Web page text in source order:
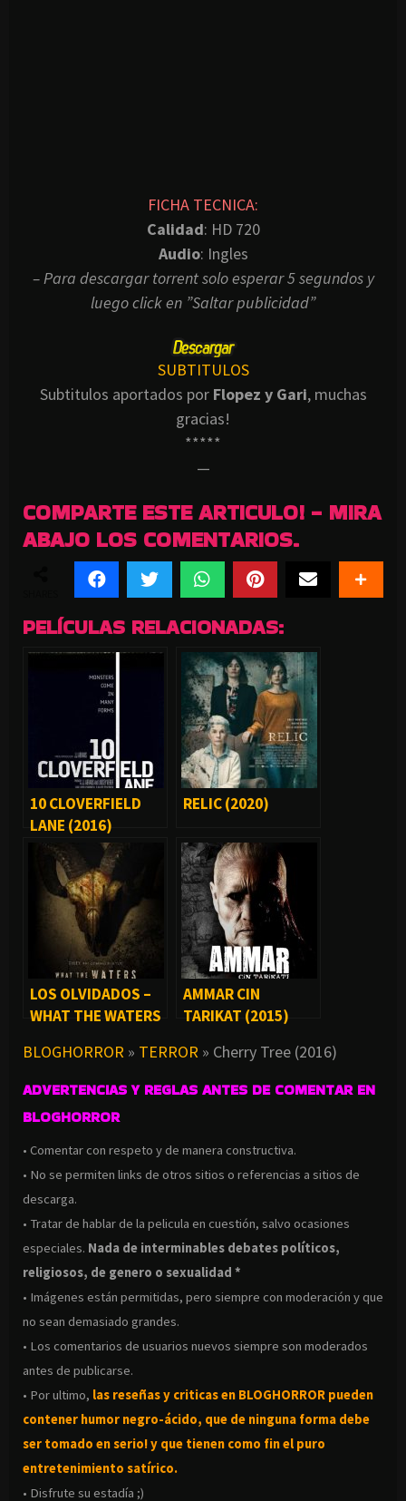
FICHA TECNICA:
Calidad: HD 720
Audio: Ingles
– Para descargar torrent solo esperar 5 segundos y
luego click en ”Saltar publicidad”
SUBTITULOS
Subtitulos aportados por Flopez y Gari, muchas
gracias!
*****
—
COMPARTE ESTE ARTICULO! - MIRA
ABAJO LOS COMENTARIOS.
PELÍCULAS RELACIONADAS:
10 CLOVERFIELD
LANE (2016)
RELIC (2020)
LOS OLVIDADOS –
WHAT THE WATERS
AMMAR CIN
TARIKAT (2015)
BLOGHORROR » TERROR » Cherry Tree (2016)
ADVERTENCIAS Y REGLAS ANTES DE COMENTAR EN
BLOGHORROR
• Comentar con respeto y de manera constructiva.
• No se permiten links de otros sitios o referencias a sitios de
descarga.
• Tratar de hablar de la pelicula en cuestión, salvo ocasiones
especiales. Nada de interminables debates políticos,
religiosos, de genero o sexualidad *
• Imágenes están permitidas, pero siempre con moderación y que
no sean demasiado grandes.
• Los comentarios de usuarios nuevos siempre son moderados
antes de publicarse.
• Por ultimo, las reseñas y criticas en BLOGHORROR pueden
contener humor negro-ácido, que de ninguna forma debe
ser tomado en serio! y que tienen como fin el puro
entretenimiento satírico.
• Disfrute su estadía ;)